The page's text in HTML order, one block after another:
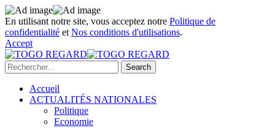
En utilisant notre site, vous acceptez notre Politique de
confidentialité et Nos conditions d'utilisations.
Accept
Accueil
ACTUALITÉS NATIONALES
Politique
Economie